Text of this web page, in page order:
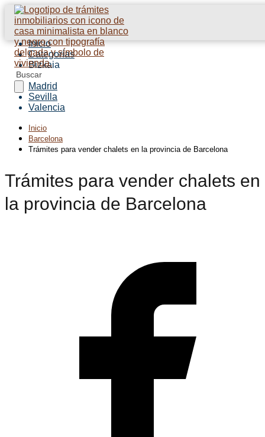
Inicio
Categorías
Bizkaia
Barcelona
Madrid
Sevilla
Valencia
Inicio
Barcelona
Trámites para vender chalets en la provincia de Barcelona
Trámites para vender chalets en
la provincia de Barcelona